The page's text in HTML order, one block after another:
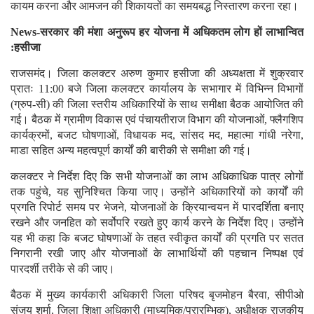
कायम करना और आमजन की शिकायतों का समयबद्ध निस्तारण करना रहा।
News-सरकार की मंशा अनुरूप हर योजना में अधिकतम लोग हों लाभान्वित
:हसीजा
राजसमंद। जिला कलक्टर अरुण कुमार हसीजा की अध्यक्षता में शुक्रवार
प्रातः 11:00 बजे जिला कलक्टर कार्यालय के सभागार में विभिन्न विभागों
(ग्रुप-सी) की जिला स्तरीय अधिकारियों के साथ समीक्षा बैठक आयोजित की
गई। बैठक में ग्रामीण विकास एवं पंचायतीराज विभाग की योजनाओं, फ्लैगशिप
कार्यक्रमों, बजट घोषणाओं, विधायक मद, सांसद मद, महात्मा गांधी नरेगा,
माडा सहित अन्य महत्वपूर्ण कार्यों की बारीकी से समीक्षा की गई।
कलक्टर ने निर्देश दिए कि सभी योजनाओं का लाभ अधिकाधिक पात्र लोगों
तक पहुंचे, यह सुनिश्चित किया जाए। उन्होंने अधिकारियों को कार्यों की
प्रगति रिपोर्ट समय पर भेजने, योजनाओं के क्रियान्वयन में पारदर्शिता बनाए
रखने और जनहित को सर्वोपरि रखते हुए कार्य करने के निर्देश दिए। उन्होंने
यह भी कहा कि बजट घोषणाओं के तहत स्वीकृत कार्यों की प्रगति पर सतत
निगरानी रखी जाए और योजनाओं के लाभार्थियों की पहचान निष्पक्ष एवं
पारदर्शी तरीके से की जाए।
बैठक में मुख्य कार्यकारी अधिकारी जिला परिषद बृजमोहन बैरवा, सीपीओ
संजय शर्मा, जिला शिक्षा अधिकारी (माध्यमिक/प्रारम्भिक), अधीक्षक राजकीय